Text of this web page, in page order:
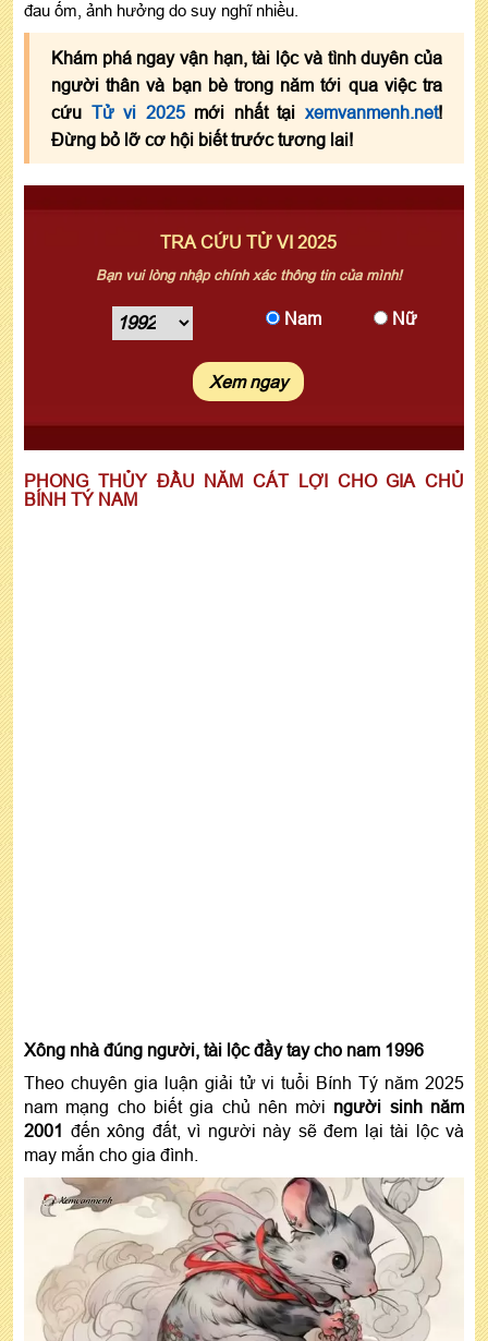
đau ốm, ảnh hưởng do suy nghĩ nhiều.
Khám phá ngay vận hạn, tài lộc và tình duyên của
người thân và bạn bè trong năm tới qua việc tra
cứu Tử vi 2025mới nhất tạixemvanmenh.net!
Đừng bỏ lỡ cơ hội biết trước tương lai!
TRA CỨU TỬ VI 2025
Bạn vui lòng nhập chính xác thông tin của mình!
Nam Nữ
Xem ngay
PHONG THỦY ĐẦU NĂM CÁT LỢI CHO GIA CHỦ
BÍNH TÝ NAM
Xông nhà đúng người, tài lộc đầy tay cho nam 1996
Theo chuyên gia luận giải tử vi tuổi Bính Tý năm 2025
nam mạng cho biết gia chủ nên mời người sinh năm
2001
đến xông đất, vì người này sẽ đem lại tài lộc và
may mắn cho gia đình.